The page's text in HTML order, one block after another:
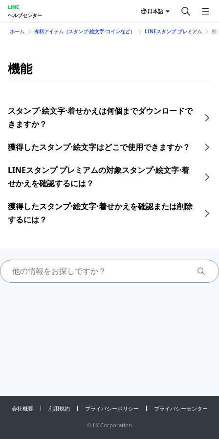
LINE
ヘルプセンター
日本語
ホーム 有料アイテム（スタンプ⋅絵文字⋅コインなど） LINEスタンプ プレミアム 機
機能
スタンプ⋅絵文字⋅着せかえは何個までダウンロードで
きますか？
獲得したスタンプ⋅絵文字はどこで使用できますか？
LINEスタンプ プレミアムの対象スタンプ⋅絵文字⋅着
せかえを確認するには？
獲得したスタンプ⋅絵文字⋅着せかえを確認または削除
するには？
会社概要 利用規約 プライバシーポリシー プライバシーセンター
© LY Corporation